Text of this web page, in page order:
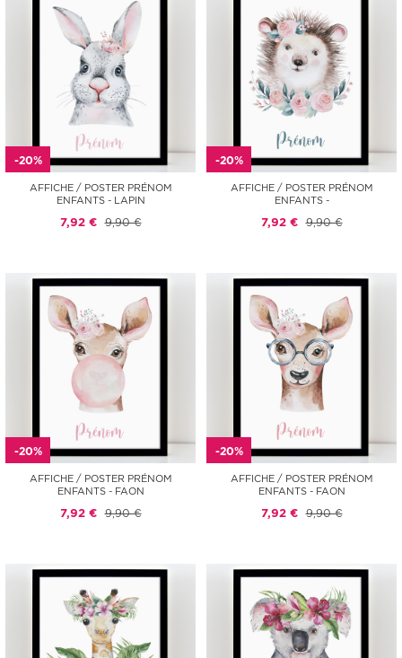
-20%
AFFICHE / POSTER PRÉNOM
ENFANTS - LAPIN
7,92 € 9,90 €
-20%
AFFICHE / POSTER PRÉNOM
ENFANTS -
7,92 € 9,90 €
-20%
AFFICHE / POSTER PRÉNOM
ENFANTS - FAON
7,92 € 9,90 €
-20%
AFFICHE / POSTER PRÉNOM
ENFANTS - FAON
7,92 € 9,90 €